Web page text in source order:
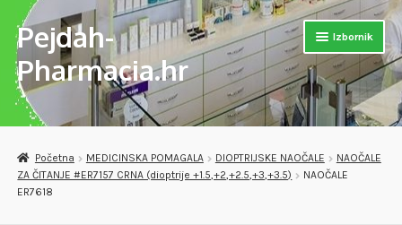
Preskoči
na
navigaciju
Skoči
do
sadržaja
Pejdah-
Pharmacia.hr
Izbornik
Naslovnica
Otvori
MEDICINSKA POMAGALA
Početna MEDICINSKA POMAGALA DIOPTRIJSKE NAOČALE
NAOČALE
ZA ČITANJE #ER7157 CRNA (dioptrije +1.5,+2,+2.5,+3,+3.5)
NAOČALE
ER7618